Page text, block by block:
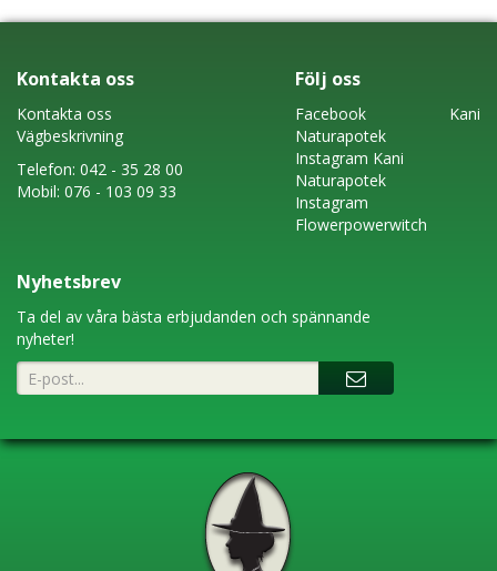
Kontakta oss
Kontakta oss
Vägbeskrivning
Telefon: 042 - 35 28 00
Mobil: 076 - 103 09 33
Följ oss
FacebookKani
Naturapotek
Instagram Kani
Naturapotek
Instagram
Flowerpowerwitch
Nyhetsbrev
Ta del av våra bästa erbjudanden och spännande
nyheter!